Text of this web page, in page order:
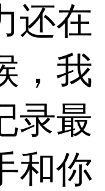
还在
，我
录最
和你